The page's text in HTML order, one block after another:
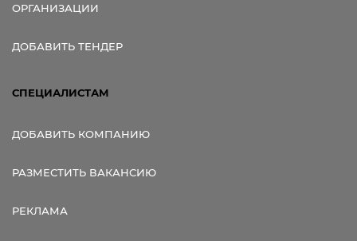
ОРГАНИЗАЦИИ
ДОБАВИТЬ ТЕНДЕР
СПЕЦИАЛИСТАМ
ДОБАВИТЬ КОМПАНИЮ
РАЗМЕСТИТЬ ВАКАНСИЮ
РЕКЛАМА